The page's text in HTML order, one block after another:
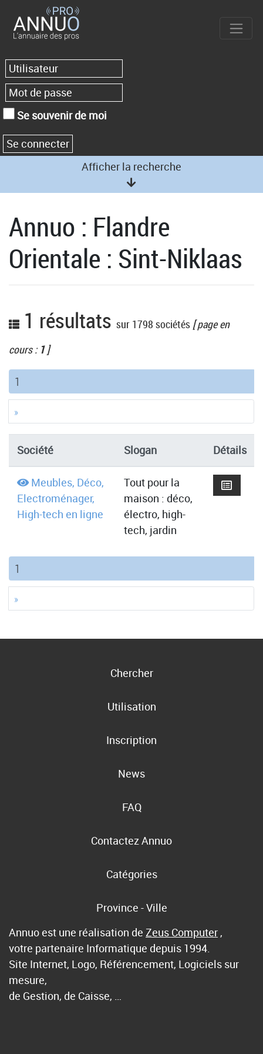
Se souvenir de moi
Afficher la recherche
Annuo : Flandre
Orientale : Sint-Niklaas
1 résultats sur 1798 sociétés [ page en
cours : 1]
1
»
Société Slogan Détails
Meubles, Déco,
Electroménager,
High-tech en ligne
Tout pour la
maison : déco,
électro, high-
tech, jardin
1
»
Chercher
Utilisation
Inscription
News
FAQ
Contactez Annuo
Catégories
Province - Ville
Annuo est une réalisation de Zeus Computer ,
votre partenaire Informatique depuis 1994.
Site Internet, Logo, Référencement, Logiciels sur
mesure,
de Gestion, de Caisse, …